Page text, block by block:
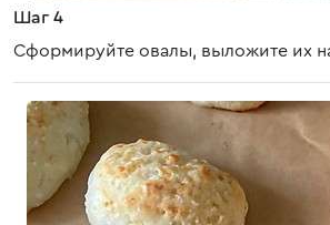
Шаг 4
Сформируйте овалы, выложите их